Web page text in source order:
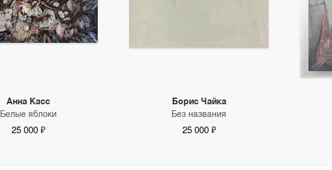
Анна Касс
Белые яблоки
25 000 ₽
Борис Чайка
Без названия
25 000 ₽